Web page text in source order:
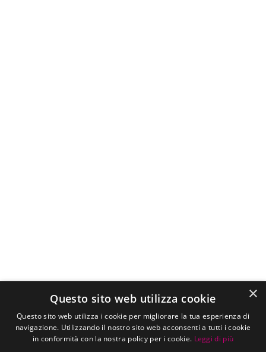
×
Questo sito web utilizza cookie
Questo sito web utilizza i cookie per migliorare la tua esperienza di
navigazione. Utilizzando il nostro sito web acconsenti a tutti i cookie
in conformità con la nostra policy per i cookie. Leggi di più